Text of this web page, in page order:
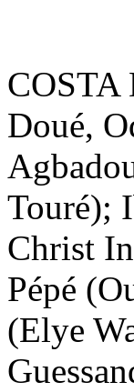
COSTA
Doué,
Touré);
Christ
Pépé
(Elye